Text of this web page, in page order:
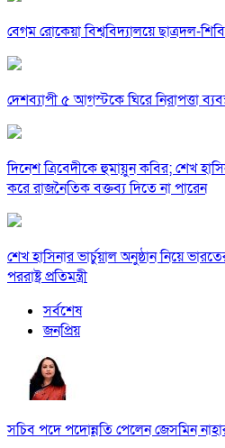
বেগম রোকেয়া বিশ্ববিদ্যালয়ে ছাত্রদল-
দেশব্যাপী ৫ আগস্টকে ঘিরে নিরাপত্তা
দিনেশ ত্রিবেদীকে হুমায়ুন কবির; শেখ
করে রাজনৈতিক বক্তব্য দিতে না পারেন
শেখ হাসিনার ভার্চুয়াল অনুষ্ঠান নিয়ে
পররাষ্ট্র প্রতিমন্ত্রী
সর্বশেষ
জনপ্রিয়
সচিব পদে পদোন্নতি পেলেন জেসমিন